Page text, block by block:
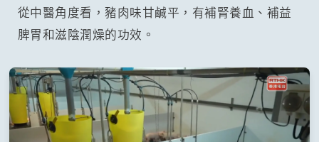
從中醫角度看，豬肉味甘鹹平，有補腎養血、補益
脾胃和滋陰潤燥的功效。